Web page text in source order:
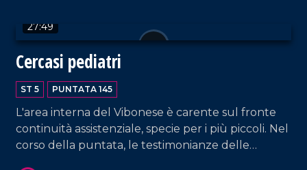
dell'esperto di demologia Leonardo Alario. Aperta
parentesi anche sui rincari delle uova di cioccolato
con il segretario regionale di Udicon, Nico
Iamundo. Approfondimento in esterna a cura di
Franco Sangiovanni.
27:49
Cercasi pediatri
ST 5 PUNTATA 145
L'area interna del Vibonese è carente sul fronte
continuità assistenziale, specie per i più piccoli. Nel
corso della puntata, le testimonianze delle
VAI AL TITOLO